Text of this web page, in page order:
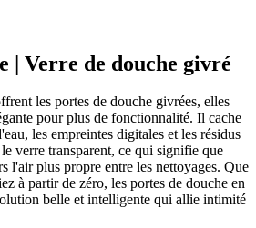
| Verre de douche givré
les portes de douche givrées, elles
pour plus de fonctionnalité. Il cache
les empreintes digitales et les résidus
verre transparent, ce qui signifie que
l'air plus propre entre les nettoyages. Que
à partir de zéro, les portes de douche en
belle et intelligente qui allie intimité